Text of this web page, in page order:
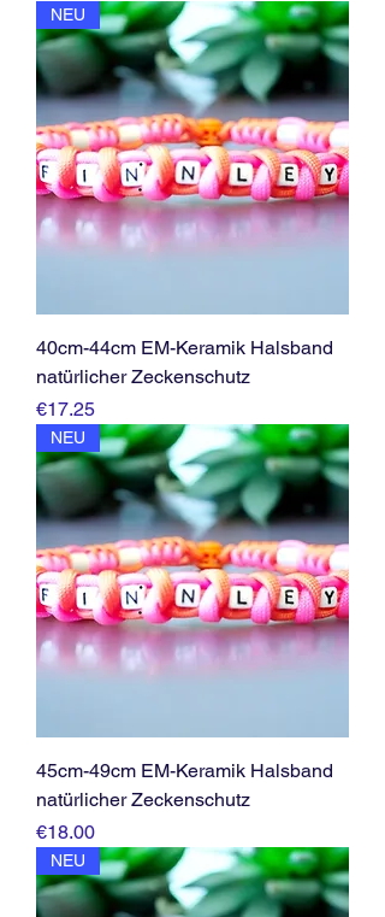
NEU
40cm-44cm EM-Keramik Halsband
natürlicher Zeckenschutz
Price
€17.25
NEU
45cm-49cm EM-Keramik Halsband
natürlicher Zeckenschutz
Price
€18.00
NEU